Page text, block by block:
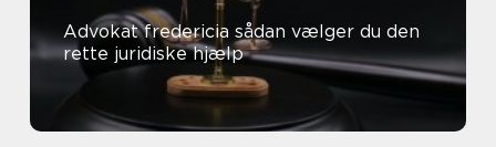
Advokat fredericia sådan vælger du den
rette juridiske hjælp